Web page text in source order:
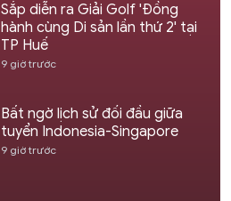
Sắp diễn ra Giải Golf 'Đồng
hành cùng Di sản lần thứ 2' tại
TP Huế
9 giờ trước
Bất ngờ lịch sử đối đầu giữa
tuyển Indonesia-Singapore
9 giờ trước